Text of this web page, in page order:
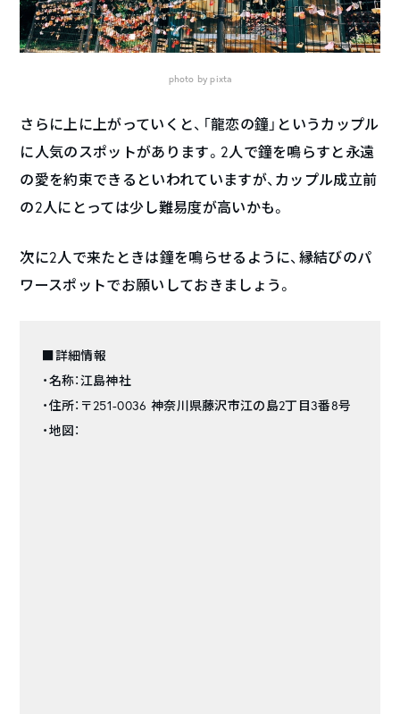
photo by pixta
さらに上に上がっていくと、「龍恋の鐘」というカップル
に人気のスポットがあります。2人で鐘を鳴らすと永遠
の愛を約束できるといわれていますが、カップル成立前
の2人にとっては少し難易度が高いかも。
次に2人で来たときは鐘を鳴らせるように、縁結びのパ
ワースポットでお願いしておきましょう。
■詳細情報
・名称：江島神社
・住所：〒251-0036 神奈川県藤沢市江の島2丁目3番8号
・地図：